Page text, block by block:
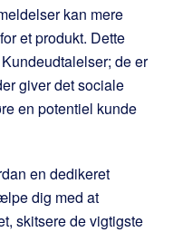
kan mere
et produkt. Dette
de er
giver det sociale
en potentiel kunde
en dedikeret
dig med at
skitsere de vigtigste